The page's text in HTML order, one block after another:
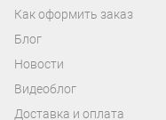
ЧЕЛЯБИНСКЕ
Как оформить заказ
Блог
Новости
Видеоблог
Доставка и оплата